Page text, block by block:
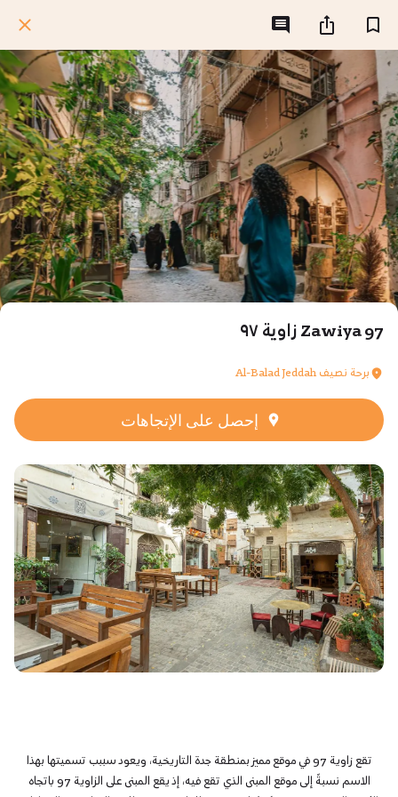
Zawiya 97 زاوية ٩٧
برحة نصيف Al-Balad Jeddah
إحصل على الإتجاهات
تقع زاوية 97 في موقع مميز بمنطقة جدة التاريخية، ويعود سببب تسميتها بهذا
الاسم نسبةً إلى موقع المبنى الذي تقع فيه، إذ يقع المبنى على الزاوية 97 باتجاه